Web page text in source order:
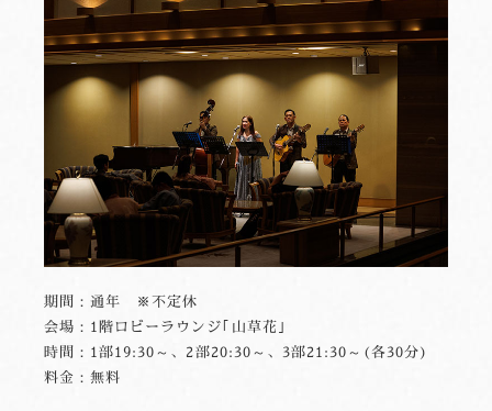
期間：通年 ※不定休
会場：1階ロビーラウンジ｢山草花｣
時間：1部19:30～、2部20:30～、3部21:30～(各30分)
料金：無料